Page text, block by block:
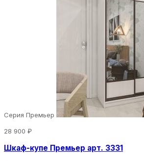
Серия Премьер
28 900 ₽
Шкаф-купе Премьер арт. 3331